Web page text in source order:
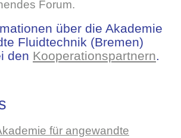
Forum.
über die Akademie
Fluidtechnik (Bremen)
den Kooperationspartnern.
für angewandte